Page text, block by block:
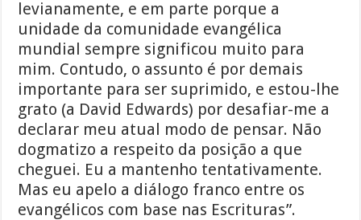
levianamente, e em parte porque a
unidade da comunidade evangélica
mundial sempre significou muito para
mim. Contudo, o assunto é por demais
importante para ser suprimido, e estou-lhe
grato (a David Edwards) por desafiar-me a
declarar meu atual modo de pensar. Não
dogmatizo a respeito da posição a que
cheguei. Eu a mantenho tentativamente.
Mas eu apelo a diálogo franco entre os
evangélicos com base nas Escrituras”.